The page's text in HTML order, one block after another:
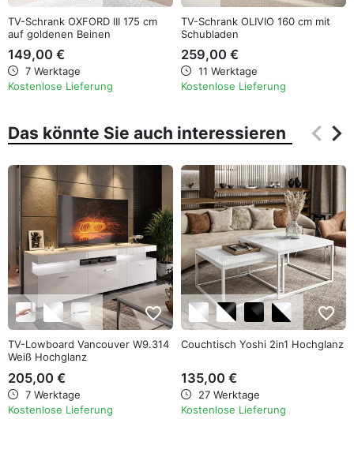
TV-Schrank OXFORD III 175 cm
auf goldenen Beinen
149,00 €
7 Werktage
Kostenlose Lieferung
TV-Schrank OLIVIO 160 cm mit
Schubladen
259,00 €
11 Werktage
Kostenlose Lieferung
Das könnte Sie auch interessieren keyboard_arrow_left
keyboard_arrow_right
favorite_border
TV-Lowboard Vancouver W9.314
Weiß Hochglanz
205,00 €
7 Werktage
Kostenlose Lieferung
favorite_border
Couchtisch Yoshi 2in1 Hochglanz
135,00 €
27 Werktage
Kostenlose Lieferung